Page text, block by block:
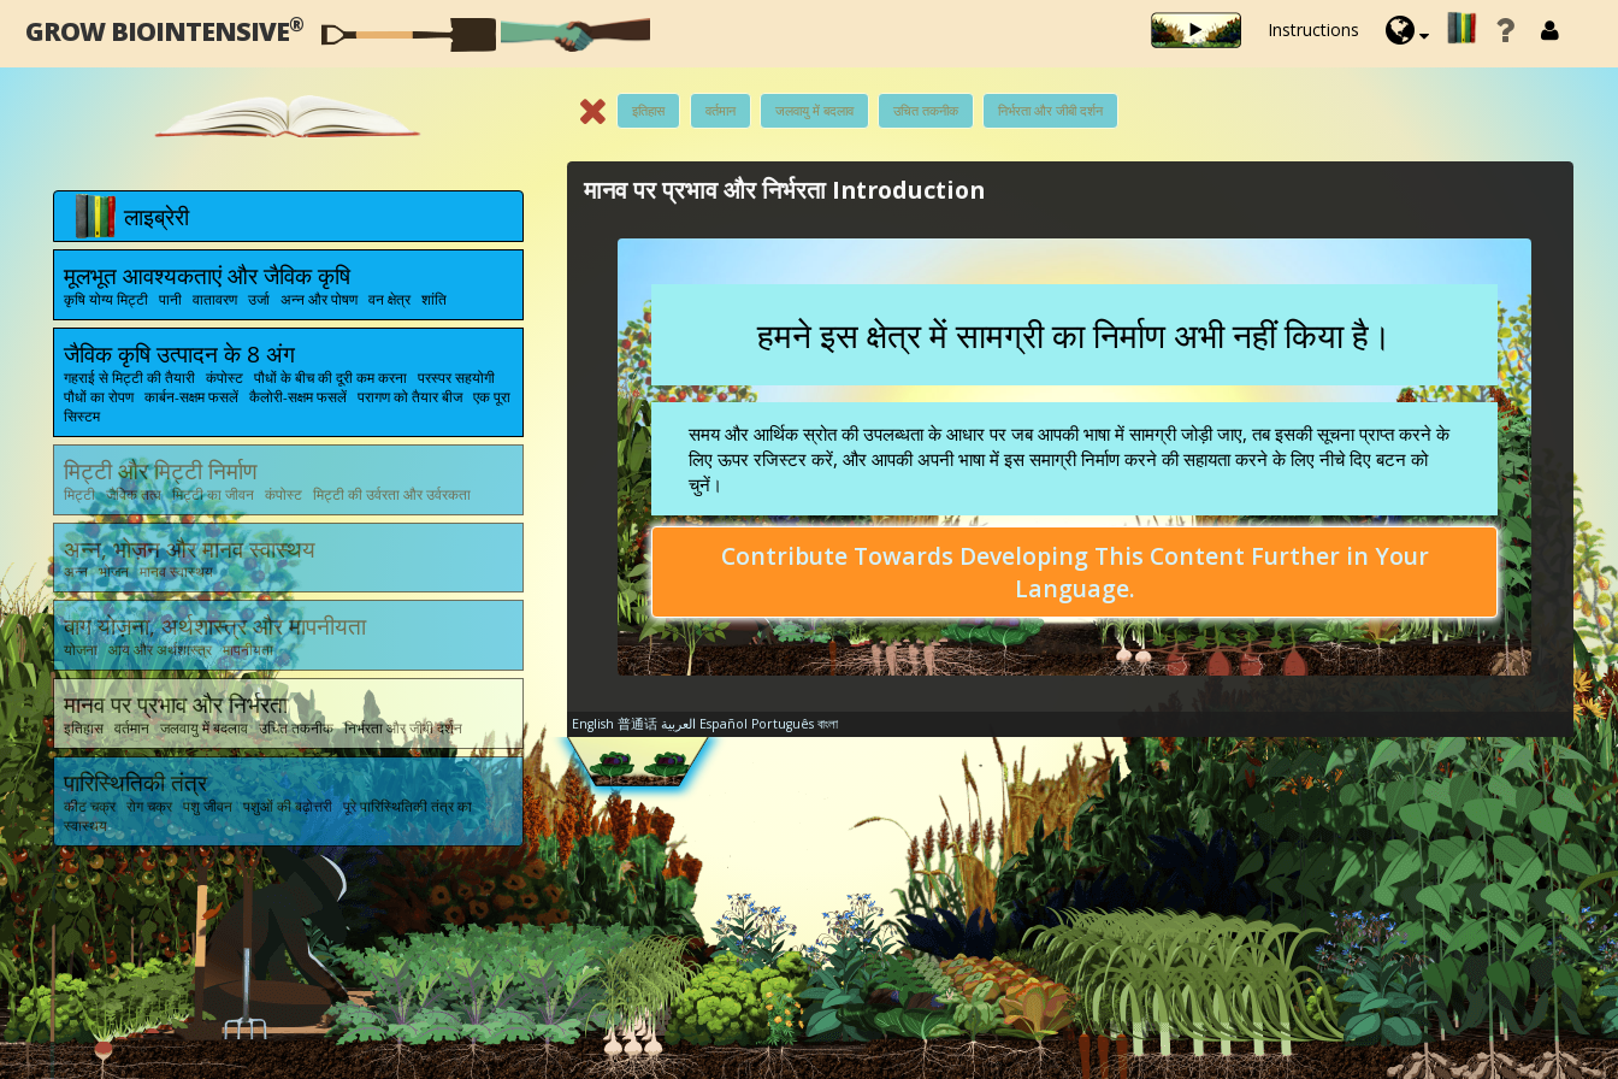
GROW BIOINTENSIVE® Instructions
लाइब्रेरी
मूलभूत आवश्यकताएं और जैविक कृषि
कृषि योग्य मिट्टी पानी वातावरण उर्जा अन्न और पोषण वन क्षेत्र शांति
जैविक कृषि उत्पादन के 8 अंग
गहराई से मिट्टी की तैयारी कंपोस्ट पौधों के बीच की दूरी कम करना परस्पर सहयोगी
पौधों का रोपण कार्बन-सक्षम फसलें कैलोरी-सक्षम फसलें परागण को तैयार बीज एक पूरा
सिस्टम
मिट्टी और मिट्टी निर्माण
मिट्टी जैविक तत्व मिट्टी का जीवन कंपोस्ट मिट्टी की उर्वरता और उर्वरकता
अन्न, भोज़न और मानव स्वास्थय
अन्न भोजन मानव स्वास्थय
बाग योज़ना, अर्थशास्त्र और मापनीयता
योजना आय और अर्थशास्त्र मापनीयता
मानव पर प्रभाव और निर्भरता
इतिहास वर्तमान जलवायु में बदलाव उचित तकनीक निर्भरता और जीबी दर्शन
पारिस्थितिकी तंत्र
कीट चक्र रोग चक्र पशु जीवन पशुओं की बढ़ोत्तरी पूरे पारिस्थितिकी तंत्र का
स्वास्थय
इतिहास वर्तमान जलवायु में बदलाव उचित तकनीक निर्भरता और जीबी दर्शन
मानव पर प्रभाव और निर्भरता Introduction
हमने इस क्षेत्र में सामग्री का निर्माण अभी नहीं किया है।
समय और आर्थिक स्रोत की उपलब्धता के आधार पर जब आपकी भाषा में सामग्री जोड़ी जाए, तब इसकी सूचना प्राप्त करने के
लिए ऊपर रजिस्टर करें, और आपकी अपनी भाषा में इस समाग्री निर्माण करने की सहायता करने के लिए नीचे दिए बटन को
चुनें।
Contribute Towards Developing This Content Further in Your
Language.
English 普通话 العربية Español Português বাংলা